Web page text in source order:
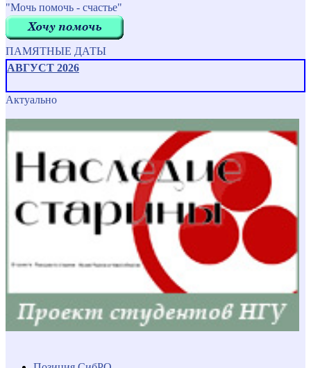
"Мочь помочь - счастье"
ПАМЯТНЫЕ ДАТЫ
АВГУСТ 2026
Актуально